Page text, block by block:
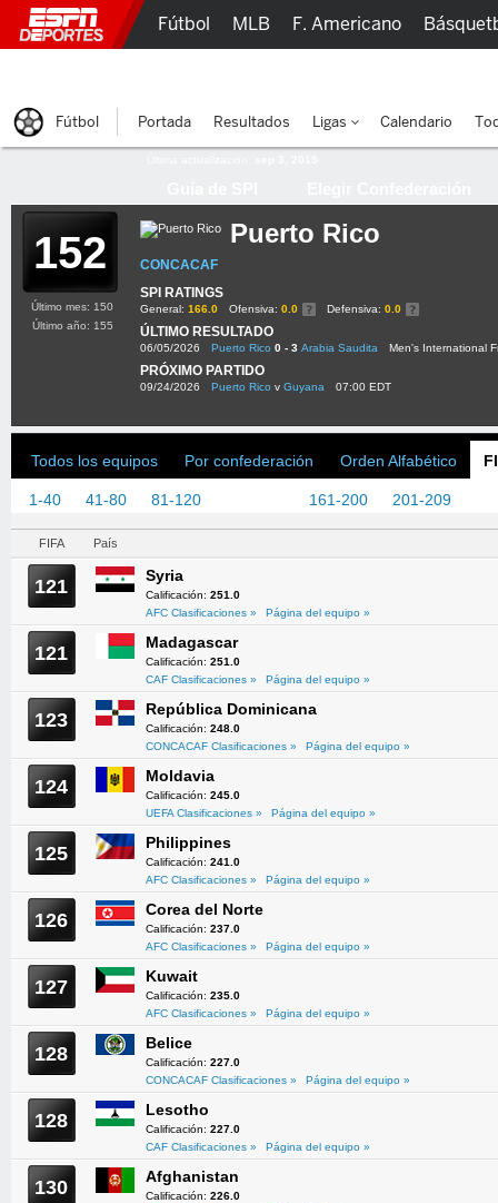
152 Puerto Rico
CONCACAF
SPI RATINGS
General: 166.0 Ofensiva: 0.0 Defensiva: 0.0
ÚLTIMO RESULTADO
06/05/2026 Puerto Rico 0 - 3 Arabia Saudita Men's International
PRÓXIMO PARTIDO
09/24/2026 Puerto Rico v Guyana 07:00 EDT
Último mes: 150
Último año: 155
Todos los equipos Por confederación Orden Alfabético
1-40 41-80 81-120 161-200 201-209
FIFA País
121 Syria
Calificación: 251.0
AFC Clasificaciones »
Página del equipo »
121 Madagascar
Calificación: 251.0
CAF Clasificaciones »
Página del equipo »
123 República Dominicana
Calificación: 248.0
CONCACAF Clasificaciones »
Página del equipo »
124 Moldavia
Calificación: 245.0
UEFA Clasificaciones »
Página del equipo »
125 Philippines
Calificación: 241.0
AFC Clasificaciones »
Página del equipo »
126 Corea del Norte
Calificación: 237.0
AFC Clasificaciones »
Página del equipo »
127 Kuwait
Calificación: 235.0
AFC Clasificaciones »
Página del equipo »
128 Belice
Calificación: 227.0
CONCACAF Clasificaciones »
Página del equipo »
128 Lesotho
Calificación: 227.0
CAF Clasificaciones »
Página del equipo »
130 Afghanistan
Calificación: 226.0
Fútbol MLB F. Americano
Fútbol Portada Resultados Ligas Calendario